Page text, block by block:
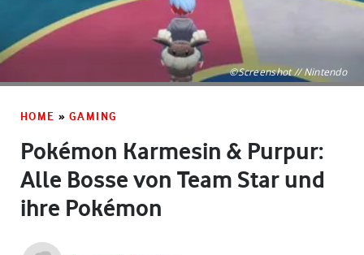
©Screenshot // Nintendo
HOME » GAMING
Pokémon Karmesin & Purpur:
Alle Bosse von Team Star und
ihre Pokémon